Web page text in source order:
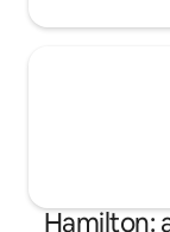
Hamilton: